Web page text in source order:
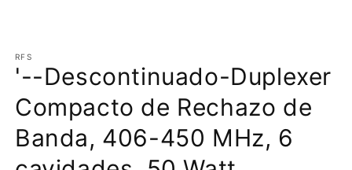
multimedia
1
en
ventana
modal
RFS
'--Descontinuado-Duplexer
Compacto de Rechazo de
Banda, 406-450 MHz, 6